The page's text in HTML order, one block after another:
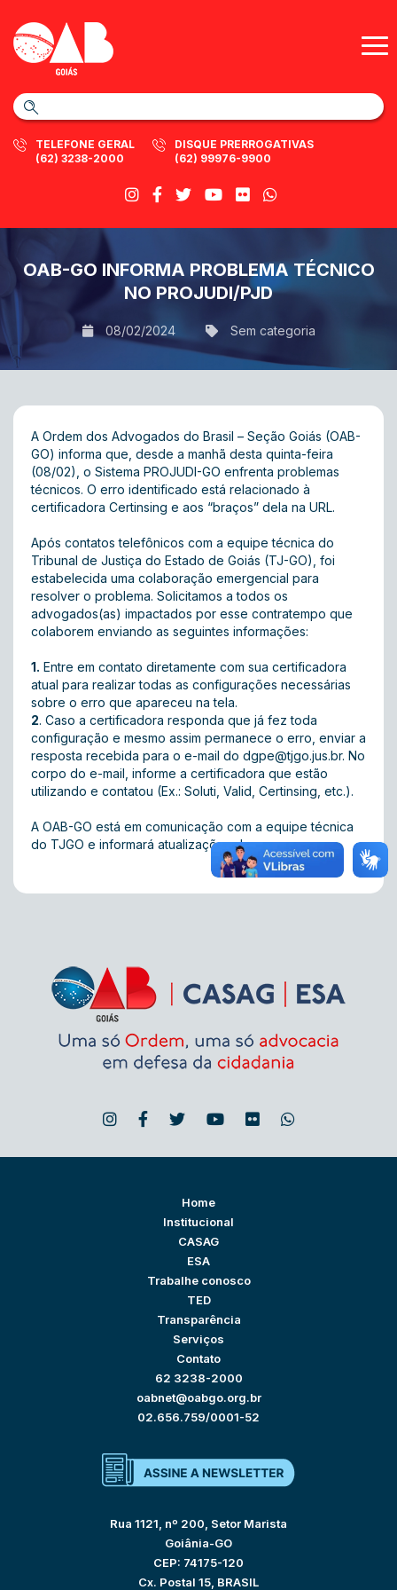
TELEFONE GERAL
(62) 3238-2000
DISQUE PRERROGATIVAS
(62) 99976-9900
OAB-GO INFORMA PROBLEMA TÉCNICO
NO PROJUDI/PJD
08/02/2024 Sem categoria
A Ordem dos Advogados do Brasil – Seção Goiás (OAB-
GO) informa que, desde a manhã desta quinta-feira
(08/02), o Sistema PROJUDI-GO enfrenta problemas
técnicos. O erro identificado está relacionado à
certificadora Certinsing e aos “braços” dela na URL.
Após contatos telefônicos com a equipe técnica do
Tribunal de Justiça do Estado de Goiás (TJ-GO), foi
estabelecida uma colaboração emergencial para
resolver o problema. Solicitamos a todos os
advogados(as) impactados por esse contratempo que
colaborem enviando as seguintes informações:
1. Entre em contato diretamente com sua certificadora
atual para realizar todas as configurações necessárias
sobre o erro que apareceu na tela.
2. Caso a certificadora responda que já fez toda
configuração e mesmo assim permanece o erro, enviar a
resposta recebida para o e-mail do dgpe@tjgo.jus.br. No
corpo do e-mail, informe a certificadora que estão
utilizando e contatou (Ex.: Soluti, Valid, Certinsing, etc.).
A OAB-GO está em comunicação com a equipe técnica
do TJGO e informará atualizações do caso.
Home
Institucional
CASAG
ESA
Trabalhe conosco
TED
Transparência
Serviços
Contato
62 3238-2000
oabnet@oabgo.org.br
02.656.759/0001-52
Rua 1121, nº 200, Setor Marista
Goiânia-GO
CEP: 74175-120
Cx. Postal 15, BRASIL